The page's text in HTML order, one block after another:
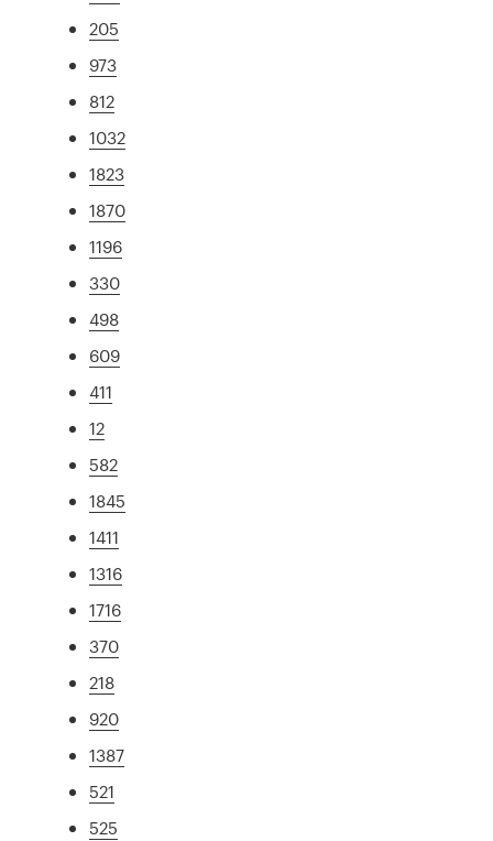
205
973
812
1032
1823
1870
1196
330
498
609
411
12
582
1845
1411
1316
1716
370
218
920
1387
521
525